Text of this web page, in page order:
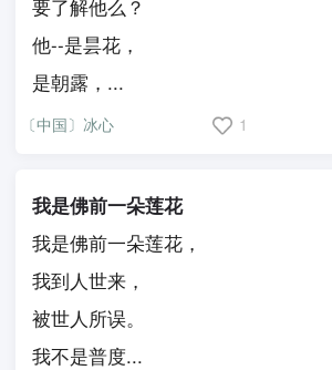
要了解他么？
他--是昙花，
是朝露，...
〔中国〕冰心 1
我是佛前一朵莲花
我是佛前一朵莲花，
我到人世来，
被世人所误。
我不是普度...